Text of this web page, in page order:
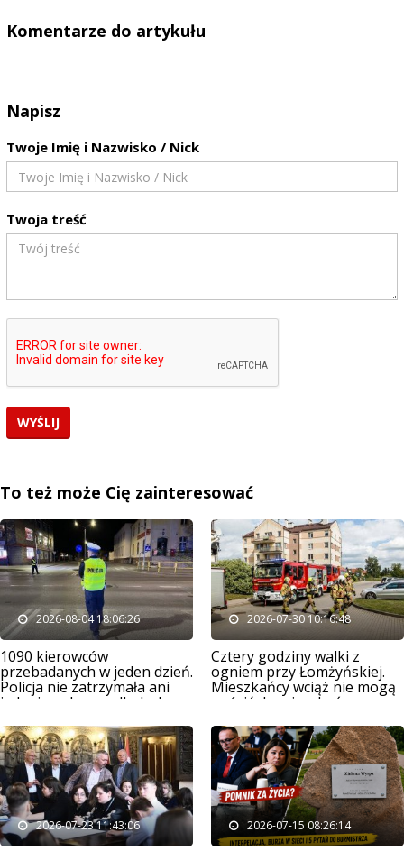
Komentarze do artykułu
Napisz
Twoje Imię i Nazwisko / Nick
Twoja treść
To też może Cię zainteresować
2026-08-04 18:06:26
1090 kierowców
przebadanych w jeden dzień.
Policja nie zatrzymała ani
jednej osoby po alkoholu
2026-07-30 10:16:48
Cztery godziny walki z
ogniem przy Łomżyńskiej.
Mieszkańcy wciąż nie mogą
wrócić do mieszkań
2026-07-23 11:43:06 2026-07-15 08:26:14